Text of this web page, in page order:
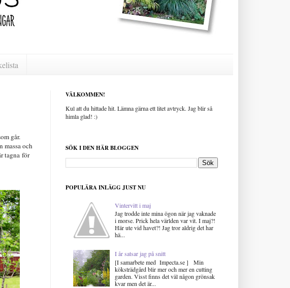
går.
massa och
tagna för
VÄLKOMMEN!
Kul att du hittade hit. Lämna gärna ett litet avtryck. Jag blir så
himla glad! :)
SÖK I DEN HÄR BLOGGEN
POPULÄRA INLÄGG JUST NU
Vintervitt i maj
Jag trodde inte mina ögon när jag vaknade
i morse. Prick hela världen var vit. I maj?!
Här ute vid havet?! Jag tror aldrig det har
hä...
I år satsar jag på snitt
[I samarbete med Impecta.se ] Min
köksträdgård blir mer och mer en cutting
garden. Visst finns det väl någon grönsak
kvar men det är...